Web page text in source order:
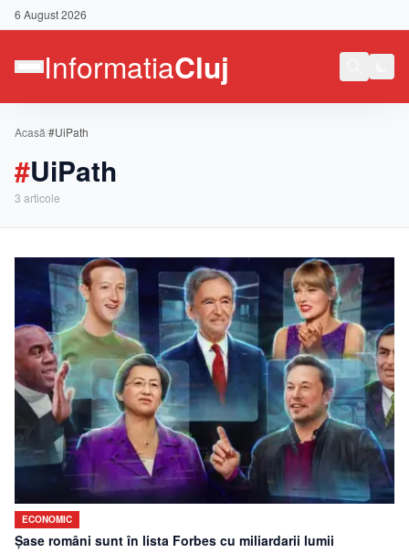
6 August 2026
Contact
Acasă/#UiPath
#UiPath
3 articole
ECONOMIC
Şase români sunt în lista Forbes cu miliardarii lumii